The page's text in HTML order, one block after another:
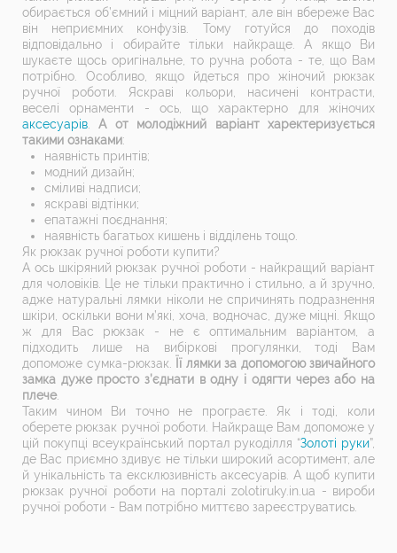
обирається об’ємний і міцний варіант, але він вбереже Вас
він неприємних конфузів. Тому готуйся до походів
відповідально і обирайте тільки найкраще. А якщо Ви
шукаєте щось оригінальне, то ручна робота - те, що Вам
потрібно. Особливо, якщо йдеться про жіночий рюкзак
ручної роботи. Яскраві кольори, насичені контрасти,
веселі орнаменти - ось, що характерно для жіночих
аксесуарів .А от молодіжний варіант харектеризується
такими ознаками:
наявність принтів;
модний дизайн;
сміливі надписи;
яскраві відтінки;
епатажні поєднання;
наявність багатьох кишень і відділень тощо.
Як рюкзак ручної роботи купити?
А ось шкіряний рюкзак ручної роботи - найкращий варіант
для чоловіків. Це не тільки практично і стильно, а й зручно,
адже натуральні лямки ніколи не спричинять подразнення
шкіри, оскільки вони м’які, хоча, водночас, дуже міцні. Якщо
ж для Вас рюкзак - не є оптимальним варіантом, а
підходить лише на вибіркові прогулянки, тоді Вам
допоможе сумка-рюкзак. Її лямки за допомогою звичайного
замка дуже просто з’єднати в одну і одягти через або на
плече.
Таким чином Ви точно не програєте. Як і тоді, коли
оберете рюкзак ручної роботи. Найкраще Вам допоможе у
цій покупці всеукраїнський портал рукоділля “Золоті руки”,
де Вас приємно здивує не тільки широкий асортимент, але
й унікальність та ексклюзивність аксесуарів. А щоб купити
рюкзак ручної роботи на порталі zolotiruky.in.ua - вироби
ручної роботи - Вам потрібно миттєво зареєструватись.